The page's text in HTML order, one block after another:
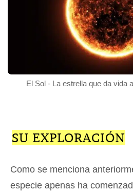
El Sol - La estrella que da vida
SU EXPLORACIÓN
Como se menciona
especie apenas ha